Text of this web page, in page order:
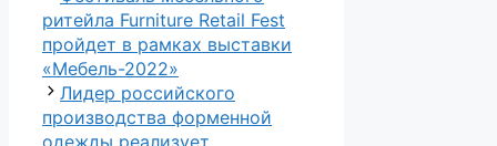
ритейла Furniture Retail Fest
пройдет в рамках выставки
«Мебель-2022»
Лидер российского
производства форменной